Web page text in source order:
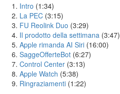
Intro (1:34)
La PEC (3:15)
FU Reolink Duo (3:29)
Il prodotto della settimana (3:47)
Apple rimanda AI Siri (16:00)
SaggeOfferteBot (6:27)
Control Center (3:13)
Apple Watch (5:38)
Ringraziamenti (1:22)